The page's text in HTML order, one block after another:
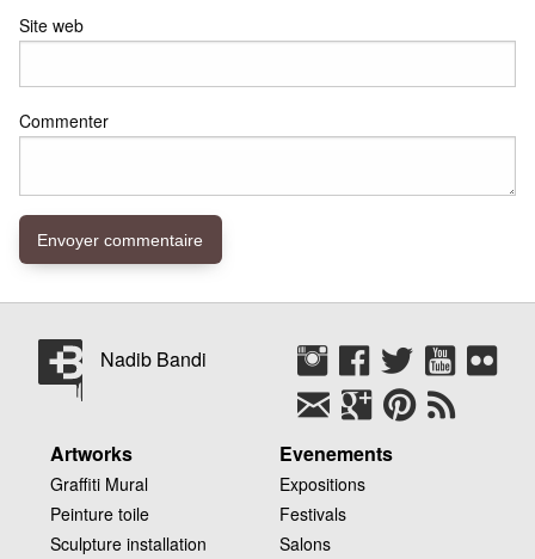
Site web
Commenter
Nadib Bandi
Artworks
Graffiti Mural
Peinture toile
Sculpture installation
Evenements
Expositions
Festivals
Salons